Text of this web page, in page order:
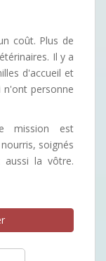
coût. Plus de
Il y a
d'accueil et
personne
mission est
soignés
la vôtre.